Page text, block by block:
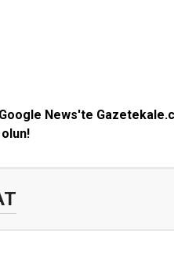
News'te